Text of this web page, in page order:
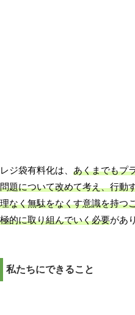
レジ袋有料化は、 あくまでもプ
問題について改めて考え、行動
理なく無駄をなくす意識を持つ
極的に取り組んでいく必要があ
私たちにできること